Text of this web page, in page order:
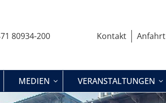
80934-200
Kontakt Anfahrt
MEDIEN VERANSTALTUNGEN